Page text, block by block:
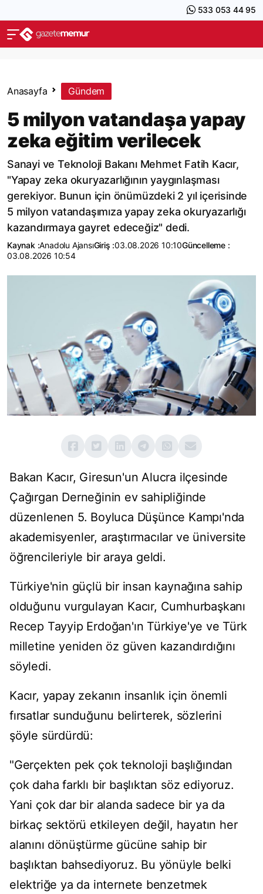
533 053 44 95
Anasayfa Gündem
5 milyon vatandaşa yapay
zeka eğitim verilecek
Sanayi ve Teknoloji Bakanı Mehmet Fatih Kacır,
"Yapay zeka okuryazarlığının yaygınlaşması
gerekiyor. Bunun için önümüzdeki 2 yıl içerisinde
5 milyon vatandaşımıza yapay zeka okuryazarlığı
kazandırmaya gayret edeceğiz" dedi.
Kaynak :Anadolu AjansıGiriş :03.08.2026 10:10Güncelleme :
03.08.2026 10:54
Bakan Kacır, Giresun'un Alucra ilçesinde
Çağırgan Derneğinin ev sahipliğinde
düzenlenen 5. Boyluca Düşünce Kampı'nda
akademisyenler, araştırmacılar ve üniversite
öğrencileriyle bir araya geldi.
Türkiye'nin güçlü bir insan kaynağına sahip
olduğunu vurgulayan Kacır, Cumhurbaşkanı
Recep Tayyip Erdoğan'ın Türkiye'ye ve Türk
milletine yeniden öz güven kazandırdığını
söyledi.
Kacır, yapay zekanın insanlık için önemli
fırsatlar sunduğunu belirterek, sözlerini
şöyle sürdürdü:
"Gerçekten pek çok teknoloji başlığından
çok daha farklı bir başlıktan söz ediyoruz.
Yani çok dar bir alanda sadece bir ya da
birkaç sektörü etkileyen değil, hayatın her
alanını dönüştürme gücüne sahip bir
başlıktan bahsediyoruz. Bu yönüyle belki
elektriğe ya da internete benzetmek